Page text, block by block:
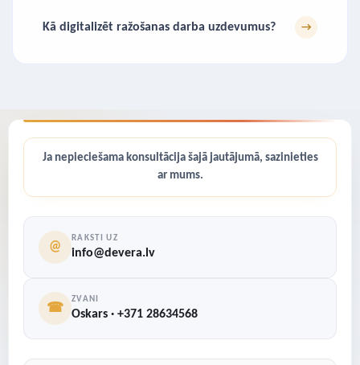
Kā digitalizēt ražošanas darba uzdevumus? →
Ja nepieciešama konsultācija šajā jautājumā, sazinieties
ar mums.
@
RAKSTI UZ
info@devera.lv
☎
ZVANI
Oskars · +371 28634568